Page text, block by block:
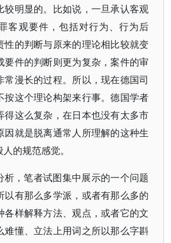
较明显的。比如说，一旦承认客观
客观要件，包括对行为、行为后
性的判断与原来的理论相比较就变
要件的判断则更为复杂，案件的审
常漫长的过程。所以，现在德国司
按这个理论构架来行事。德国学者
得这么复杂，在日本也没有太多市
因就是脱离通常人所理解的这种生
的规范感觉。
析，笔者试图集中展示的一个问题
以有那么多学派，或者有那么多的
各样解释方法、观点，或者它的文
难懂、立法上用词之所以那么字斟